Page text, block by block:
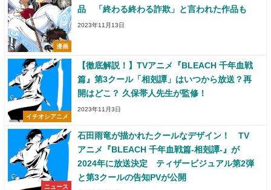
漫画
品 「終わる終わる詐欺」と言われた作品も
2023年11月13日
イチオシアニメ
【徹底解説！】TVアニメ『BLEACH 千年血戦
篇』第3クール「相剋譚」はいつから放送？再
開はどこ？ 久保帯人先生が監修！
2023年11月3日
ニュース
石田雨竜が描かれたクールなデザイン！ TV
アニメ『BLEACH 千年血戦篇-相剋譚-』が
2024年に放送決定 ティザービジュアル第2弾
と第3クールの告知PVが公開